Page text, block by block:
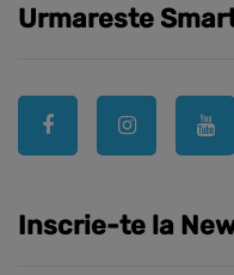
Urmareste
Inscrie-te la